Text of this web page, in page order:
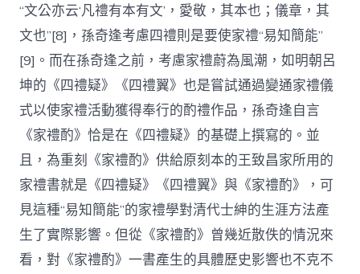
“文公亦云‘凡禮有本有文’，愛敬，其本也；儀章，其
文也”[8]，孫奇逢考慮四禮則是要使家禮“易知簡能”
[9]。而在孫奇逢之前，考慮家禮蔚為風潮，如明朝呂
坤的《四禮疑》《四禮翼》也是嘗試通過變通家禮儀
式以使家禮活動獲得奉行的酌禮作品，孫奇逢自言
《家禮酌》恰是在《四禮疑》的基礎上撰寫的。並
且，為重刻《家禮酌》供給原刻本的王致昌家所用的
家禮書就是《四禮疑》《四禮翼》與《家禮酌》，可
見這種“易知簡能”的家禮學對清代士紳的生涯方法產
生了實際影響。但從《家禮酌》曾幾近散佚的情況來
看，對《家禮酌》一書產生的具體歷史影響也不克不